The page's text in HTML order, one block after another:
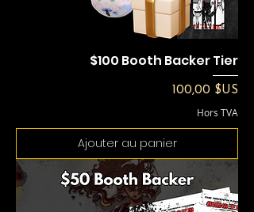
$100 Booth Backer Tier
Prix
100,00 $US
Hors TVA
Ajouter au panier